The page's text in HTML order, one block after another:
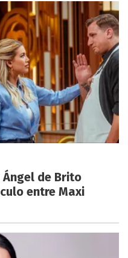
de Brito
entre Maxi